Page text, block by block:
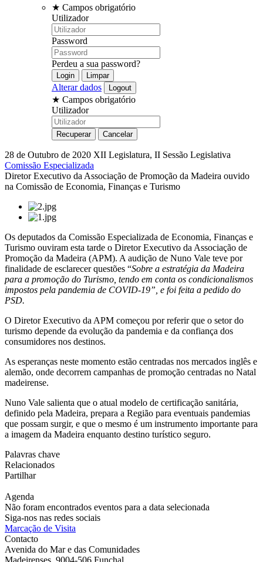
★ Campos obrigatório
Utilizador
Password
Perdeu a sua password?
Alterar dados
★ Campos obrigatório
Utilizador
28 de Outubro de 2020 XII Legislatura, II Sessão Legislativa
Comissão Especializada
Diretor Executivo da Associação de Promoção da Madeira ouvido
na Comissão de Economia, Finanças e Turismo
Os deputados da Comissão Especializada de Economia, Finanças e
Turismo ouviram esta tarde o Diretor Executivo da Associação de
Promoção da Madeira (APM). A audição de Nuno Vale teve por
finalidade de esclarecer questões “Sobre a estratégia da Madeira
para a promoção do Turismo, tendo em conta os condicionalismos
impostos pela pandemia de COVID-19”, e foi feita a pedido do
PSD.
O Diretor Executivo da APM começou por referir que o setor do
turismo depende da evolução da pandemia e da confiança dos
consumidores nos destinos.
As esperanças neste momento estão centradas nos mercados inglês e
alemão, onde decorrem campanhas de promoção centradas no Natal
madeirense.
Nuno Vale salienta que o atual modelo de certificação sanitária,
definido pela Madeira, prepara a Região para eventuais pandemias
que possam surgir, e que o mesmo é um instrumento importante para
a imagem da Madeira enquanto destino turístico seguro.
Palavras chave
Relacionados
Partilhar
Agenda
Não foram encontrados eventos para a data selecionada
Siga-nos nas redes sociais
Marcação de Visita
Contacto
Avenida do Mar e das Comunidades
Madeirenses, 9004-506 Funchal